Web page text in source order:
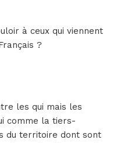
à ceux qui viennent
?
les qui mais les
comme la tiers-
du territoire dont sont